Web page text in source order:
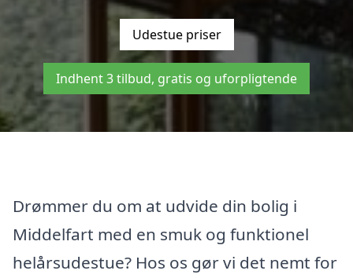
Udestue priser
Indhent 3 tilbud, gratis og uforpligtende
Drømmer du om at udvide din bolig i
Middelfart med en smuk og funktionel
helårsudestue? Hos os gør vi det nemt for